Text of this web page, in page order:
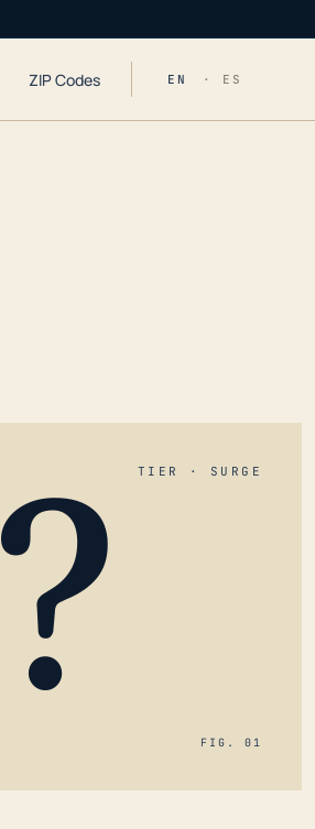
ZIP Codes EN · ES
TIER · SURGE
? FIG. 01